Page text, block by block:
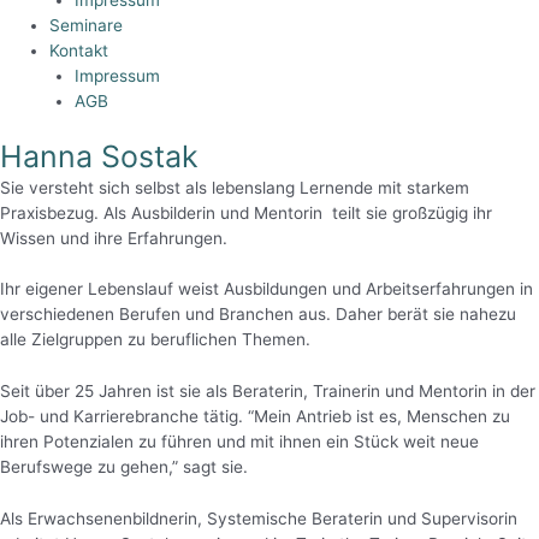
Seminare
Kontakt
Impressum
AGB
Hanna Sostak
Sie versteht sich selbst als lebenslang Lernende mit starkem
Praxisbezug. Als Ausbilderin und Mentorin teilt sie großzügig ihr
Wissen und ihre Erfahrungen.
Ihr eigener Lebenslauf weist Ausbildungen und Arbeitserfahrungen in
verschiedenen Berufen und Branchen aus. Daher berät sie nahezu
alle Zielgruppen zu beruflichen Themen.
Seit über 25 Jahren ist sie als Beraterin, Trainerin und Mentorin in der
Job- und Karrierebranche tätig. “Mein Antrieb ist es, Menschen zu
ihren Potenzialen zu führen und mit ihnen ein Stück weit neue
Berufswege zu gehen,” sagt sie.
Als Erwachsenenbildnerin, Systemische Beraterin und Supervisorin